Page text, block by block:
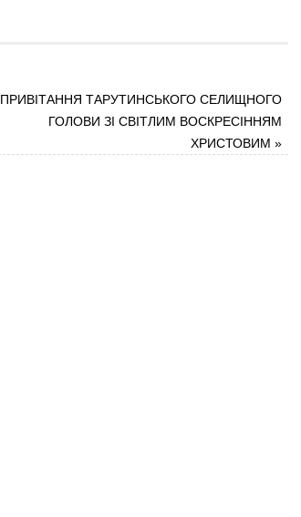
ПРИВІТАННЯ ТАРУТИНСЬКОГО СЕЛИЩНОГО
ГОЛОВИ ЗІ СВІТЛИМ ВОСКРЕСІННЯМ
ХРИСТОВИМ»